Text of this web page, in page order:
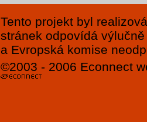
Tento projekt byl
stránek odpovídá
a Evropská komise
©2003 - 2006 Econnect